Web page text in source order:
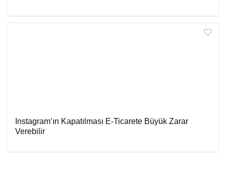
Instagram’ın Kapatılması E-Ticarete Büyük Zarar
Verebilir